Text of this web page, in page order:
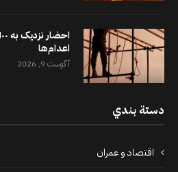
اعدام‌ها
آگوست 9, 2026
دستة بندي
اقتصاد و عمران